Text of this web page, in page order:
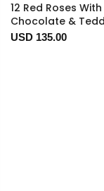
12 Red Roses With
Chocolate &
USD 135.00